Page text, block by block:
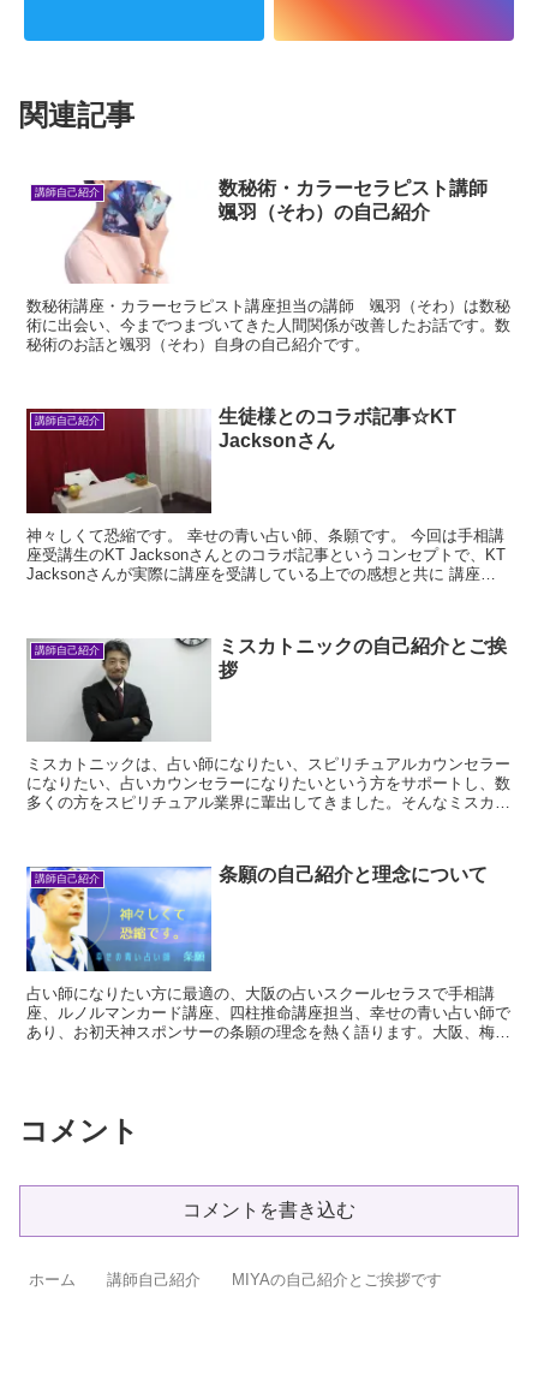
関連記事
講師自己紹介
数秘術・カラーセラピスト講師
颯羽（そわ）の自己紹介
数秘術講座・カラーセラピスト講座担当の講師 颯羽（そわ）は数秘
術に出会い、今までつまづいてきた人間関係が改善したお話です。数
秘術のお話と颯羽（そわ）自身の自己紹介です。
講師自己紹介
生徒様とのコラボ記事☆KT
Jacksonさん
神々しくて恐縮です。 幸せの青い占い師、条願です。 今回は手相講
座受講生のKT Jacksonさんとのコラボ記事というコンセプトで、KT
Jacksonさんが実際に講座を受講している上での感想と共に 講座の
講師自己紹介
ミスカトニックの自己紹介とご挨
拶
ミスカトニックは、占い師になりたい、スピリチュアルカウンセラー
になりたい、占いカウンセラーになりたいという方をサポートし、数
多くの方をスピリチュアル業界に輩出してきました。そんなミスカト
講師自己紹介 条願の自己紹介と理念について
占い師になりたい方に最適の、大阪の占いスクールセラスで手相講
座、ルノルマンカード講座、四柱推命講座担当、幸せの青い占い師で
あり、お初天神スポンサーの条願の理念を熱く語ります。大阪、梅田
コメント
コメントを書き込む
ホーム 講師自己紹介 MIYAの自己紹介とご挨拶です